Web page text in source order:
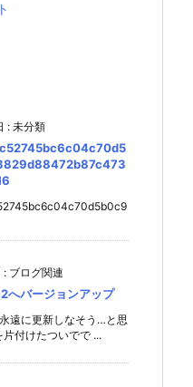
: 未分類
: ブログ関連
へバージョンアップ
遠に更新しなそう…と思
付けたついでで ...